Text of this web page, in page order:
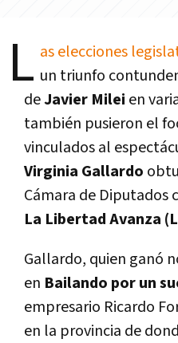
L as elecciones
un triunfo
deJavier Milei en
también pusieron el
vinculados al
Virginia Gallardo
Cámara de
La Libertad Avanza
Gallardo, quien ganó
en Bailando por un
empresario Ricardo
en la provincia de